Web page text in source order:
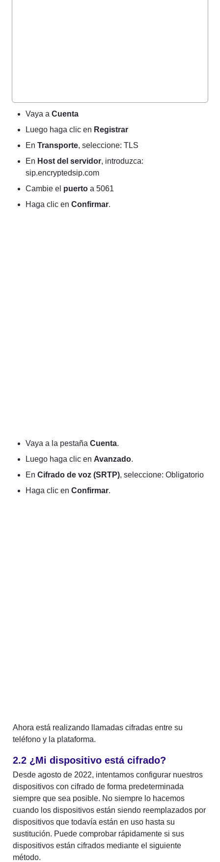
Vaya a Cuenta
Luego haga clic en Registrar
En Transporte, seleccione: TLS
En Host del servidor, introduzca:
sip.encryptedsip.com
Cambie el puerto a 5061
Haga clic en Confirmar.
Vaya a la pestaña Cuenta.
Luego haga clic en Avanzado.
En Cifrado de voz (SRTP), seleccione: Obligatorio
Haga clic en Confirmar.
Ahora está realizando llamadas cifradas entre su
teléfono y la plataforma.
2.2 ¿Mi dispositivo está cifrado?
Desde agosto de 2022, intentamos configurar nuestros
dispositivos con cifrado de forma predeterminada
siempre que sea posible. No siempre lo hacemos
cuando los dispositivos están siendo reemplazados por
dispositivos que todavía están en uso hasta su
sustitución. Puede comprobar rápidamente si sus
dispositivos están cifrados mediante el siguiente
método.